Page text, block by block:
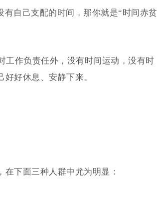
自己支配的时间，那你就是“时间赤贫
工作负责任外，没有时间运动，没有时
好休息、安静下来。
下面三种人群中尤为明显：